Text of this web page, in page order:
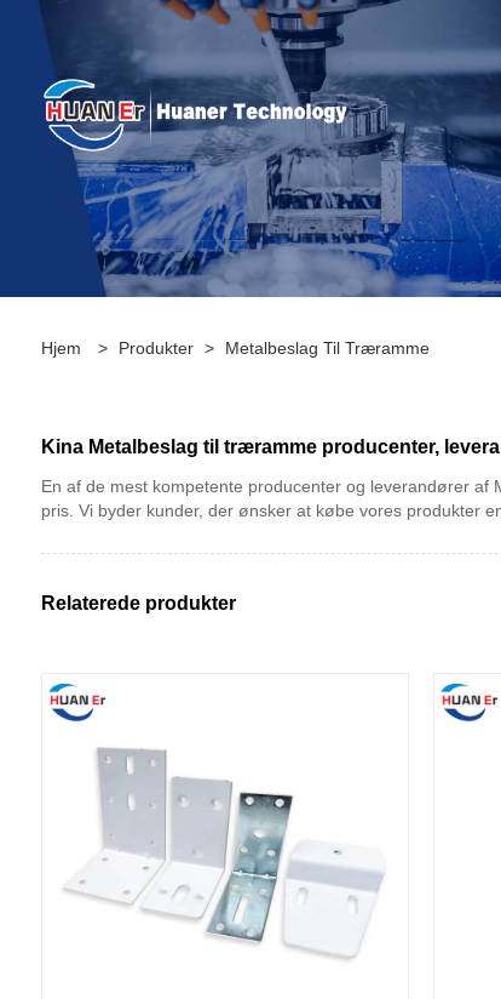
Hjem > Produkter > Metalbeslag Til Træramme
Kina Metalbeslag til træramme producenter,
En af de mest kompetente producenter og leverandører
pris. Vi byder kunder, der ønsker at købe vores produkter
Relaterede produkter